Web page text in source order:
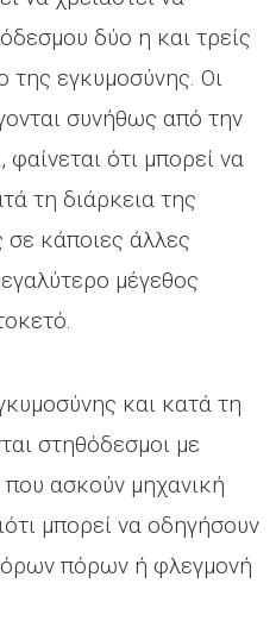
δύο η και τρείς
της εγκυμοσύνης. Οι
συνήθως από την
ότι μπορεί να
τη διάρκεια της
σε κάποιες άλλες
μέγεθος
και κατά τη
στηθόδεσμοι με
ασκούν μηχανική
μπορεί να οδηγήσουν
πόρων ή φλεγμονή